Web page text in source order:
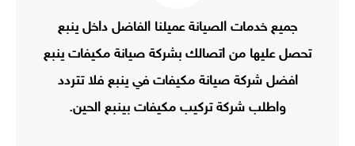
جميع خدمات الصيانة عميلنا الفاضل داخل ينبع
تحصل عليها من اتصالك بشركة صيانة مكيفات ينبع
افضل شركة صيانة مكيفات في ينبع فلا تتردد
واطلب شركة تركيب مكيفات بينبع الحين.